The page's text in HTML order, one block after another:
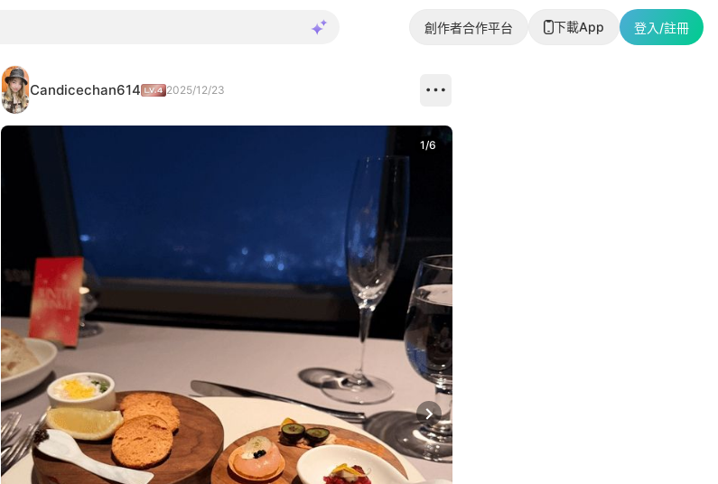
創作者合作平台 下載App 登入/註冊
Candicechan614 2025/12/23
Next slide
1/6